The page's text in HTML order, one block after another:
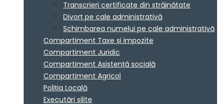
Transcrieri certificate din străinătate
Divorț pe cale administrativă
Schimbarea numelui pe cale administrativă
Compartiment Taxe și impozite
Compartiment Juridic
Compartiment Asistență socială
Compartiment Agricol
Poliția Locală
Executări silite